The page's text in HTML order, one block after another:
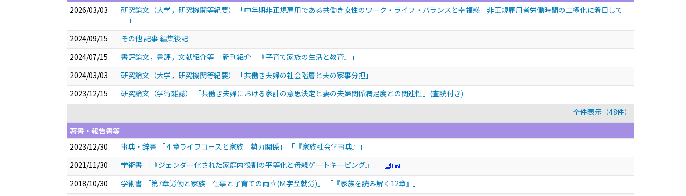
2026/03/03
研究論文（大学，研究機関等紀要） 「中年期非正規雇用である共働き女性のワーク・ライフ・バランスと幸福感―非正規雇用者労働時間の二極化に着目して
―」
2024/09/15
その他 記事 編集後記
2024/07/15
書評論文，書評，文献紹介等 「新刊紹介 『子育て家族の生活と教育』」
2024/03/03
研究論文（大学，研究機関等紀要） 「共働き夫婦の社会階層と夫の家事分担」
2023/12/15
研究論文（学術雑誌） 「共働き夫婦における家計の意思決定と妻の夫婦関係満足度との関連性」(査読付き)
全件表示（48件）
著書・報告書等
2023/12/30
事典・辞書 「４章ライフコースと家族 勢力関係」 「『家族社会学事典』」
2021/11/30
学術書 「『ジェンダー化された家庭内役割の平等化と母親ゲートキーピング』」
2018/10/30
学術書 「第7章労働と家族 仕事と子育ての両立(Ｍ字型就労)」 「『家族を読み解く12章』」